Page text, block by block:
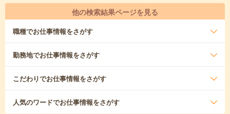
他の検索結果ページを見る
職種でお仕事情報をさがす
勤務地でお仕事情報をさがす
こだわりでお仕事情報をさがす
人気のワードでお仕事情報をさがす